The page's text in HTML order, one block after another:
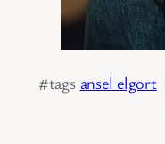
#tags ansel elgort